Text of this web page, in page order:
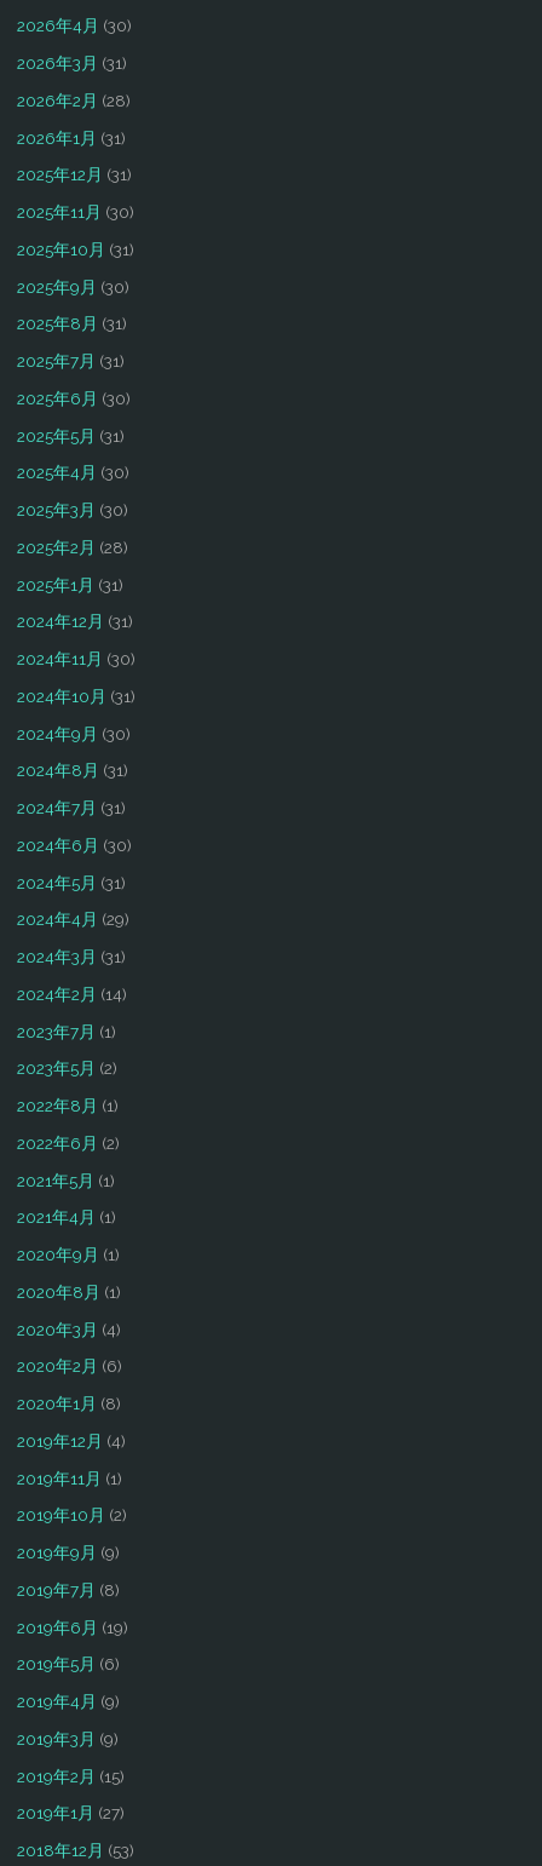
2026年4月 (30)
2026年3月 (31)
2026年2月 (28)
2026年1月 (31)
2025年12月 (31)
2025年11月 (30)
2025年10月 (31)
2025年9月 (30)
2025年8月 (31)
2025年7月 (31)
2025年6月 (30)
2025年5月 (31)
2025年4月 (30)
2025年3月 (30)
2025年2月 (28)
2025年1月 (31)
2024年12月 (31)
2024年11月 (30)
2024年10月 (31)
2024年9月 (30)
2024年8月 (31)
2024年7月 (31)
2024年6月 (30)
2024年5月 (31)
2024年4月 (29)
2024年3月 (31)
2024年2月 (14)
2023年7月 (1)
2023年5月 (2)
2022年8月 (1)
2022年6月 (2)
2021年5月 (1)
2021年4月 (1)
2020年9月 (1)
2020年8月 (1)
2020年3月 (4)
2020年2月 (6)
2020年1月 (8)
2019年12月 (4)
2019年11月 (1)
2019年10月 (2)
2019年9月 (9)
2019年7月 (8)
2019年6月 (19)
2019年5月 (6)
2019年4月 (9)
2019年3月 (9)
2019年2月 (15)
2019年1月 (27)
2018年12月 (53)